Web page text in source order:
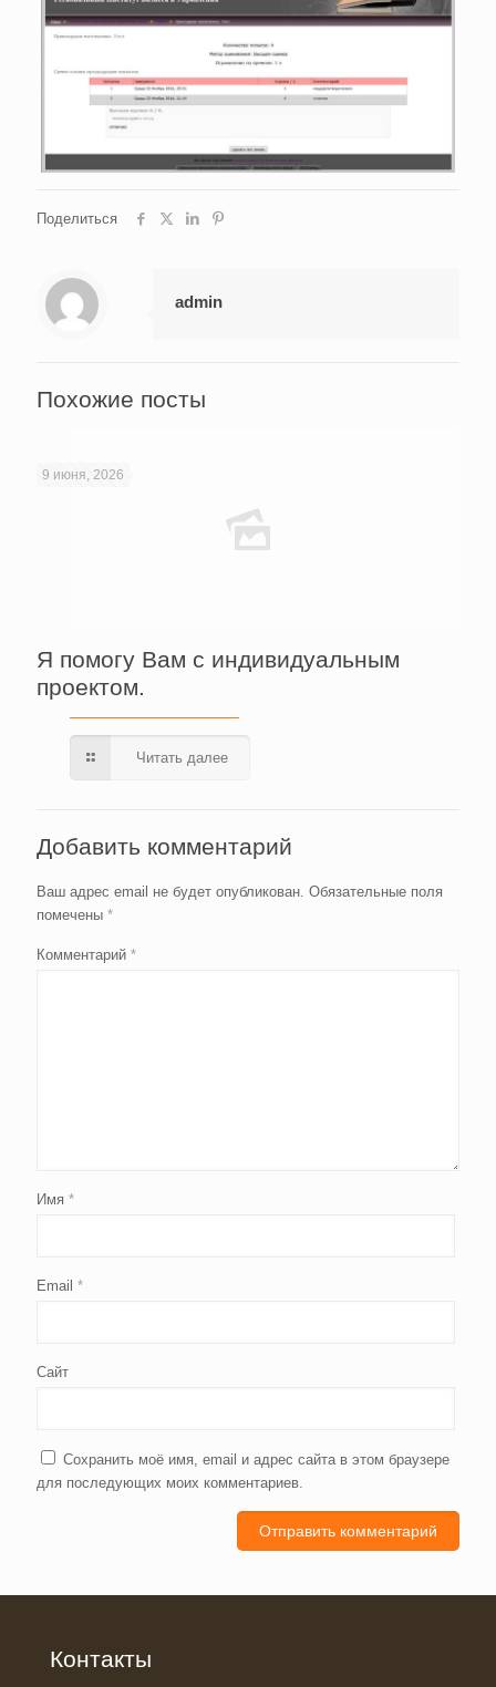
Поделиться
admin
Похожие посты
9 июня, 2026
Я помогу Вам с индивидуальным
проектом.
Читать далее
Добавить комментарий
Ваш адрес email не будет опубликован. Обязательные поля
помечены *
Комментарий *
Имя *
Email *
Сайт
Сохранить моё имя, email и адрес сайта в этом браузере
для последующих моих комментариев.
Контакты